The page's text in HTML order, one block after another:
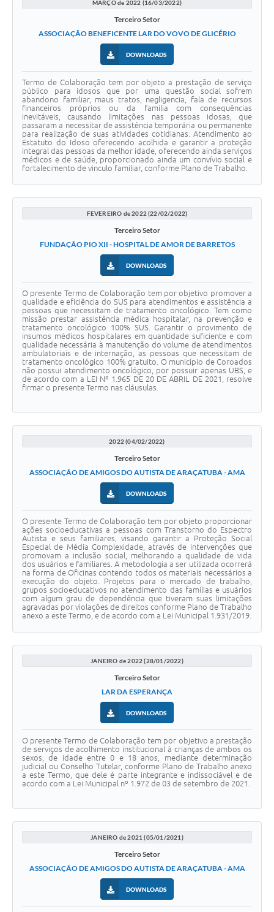
MARÇO de 2022 (16/03/2022)
Terceiro Setor
ASSOCIAÇÃO BENEFICENTE LAR DO VOVO DE GLICÉRIO
DOWNLOADS
Termo de Colaboração tem por objeto a prestação de serviço
público para idosos que por uma questão social sofrem
abandono familiar, maus tratos, negligencia, fala de recursos
financeiros próprios ou da família com consequências
inevitáveis, causando limitações nas pessoas idosas, que
passaram a necessitar de assistência temporária ou permanente
para realização de suas atividades cotidianas. Atendimento ao
Estatuto do Idoso oferecendo acolhida e garantir a proteção
integral das pessoas da melhor idade, oferecendo ainda serviços
médicos e de saúde, proporcionado ainda um convívio social e
fortalecimento de vinculo familiar, conforme Plano de Trabalho.
FEVEREIRO de 2022 (22/02/2022)
Terceiro Setor
FUNDAÇÃO PIO XII - HOSPITAL DE AMOR DE BARRETOS
DOWNLOADS
O presente Termo de Colaboração tem por objetivo promover a
qualidade e eficiência do SUS para atendimentos e assistência a
pessoas que necessitam de tratamento oncológico. Tem como
missão prestar assistência médica hospitalar, na prevenção e
tratamento oncológico 100% SUS. Garantir o provimento de
insumos médicos hospitalares em quantidade suficiente e com
qualidade necessária à manutenção do volume de atendimentos
ambulatoriais e de internação, as pessoas que necessitam de
tratamento oncológico 100% gratuito. O município de Coroados
não possui atendimento oncológico, por possuir apenas UBS, e
de acordo com a LEI Nº 1.965 DE 20 DE ABRIL DE 2021, resolve
firmar o presente Termo nas cláusulas.
2022 (04/02/2022)
Terceiro Setor
ASSOCIAÇÃO DE AMIGOS DO AUTISTA DE ARAÇATUBA - AMA
DOWNLOADS
O presente Termo de Colaboração tem por objeto proporcionar
ações socioeducativas a pessoas com Transtorno do Espectro
Autista e seus familiares, visando garantir a Proteção Social
Especial de Média Complexidade, através de intervenções que
promovam a inclusão social, melhorando a qualidade de vida
dos usuários e familiares. A metodologia a ser utilizada ocorrerá
na forma de Oficinas contendo todos os materiais necessários a
execução do objeto. Projetos para o mercado de trabalho,
grupos socioeducativos no atendimento das famílias e usuários
com algum grau de dependência que tiveram suas limitações
agravadas por violações de direitos conforme Plano de Trabalho
anexo a este Termo, e de acordo com a Lei Municipal 1.931/2019.
JANEIRO de 2022 (28/01/2022)
Terceiro Setor
LAR DA ESPERANÇA
DOWNLOADS
O presente Termo de Colaboração tem por objetivo a prestação
de serviços de acolhimento institucional à crianças de ambos os
sexos, de idade entre 0 e 18 anos, mediante determinação
judicial ou Conselho Tutelar, conforme Plano de Trabalho anexo
a este Termo, que dele é parte integrante e indissociável e de
acordo com a Lei Municipal nº 1.972 de 03 de setembro de 2021.
JANEIRO de 2021 (05/01/2021)
Terceiro Setor
ASSOCIAÇÃO DE AMIGOS DO AUTISTA DE ARAÇATUBA - AMA
DOWNLOADS